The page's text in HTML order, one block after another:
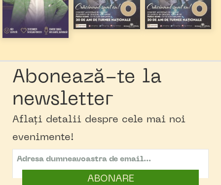
Abonează-te la
newsletter
Aflați detalii despre cele mai noi
evenimente!
ABONARE